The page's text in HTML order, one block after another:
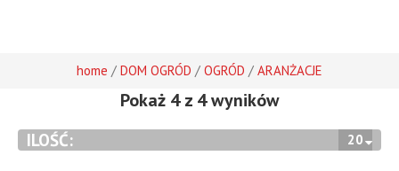
home / DOM OGRÓD / OGRÓD / ARANŻACJE
Pokaż 4 z 4 wyników
ILOŚĆ: 20